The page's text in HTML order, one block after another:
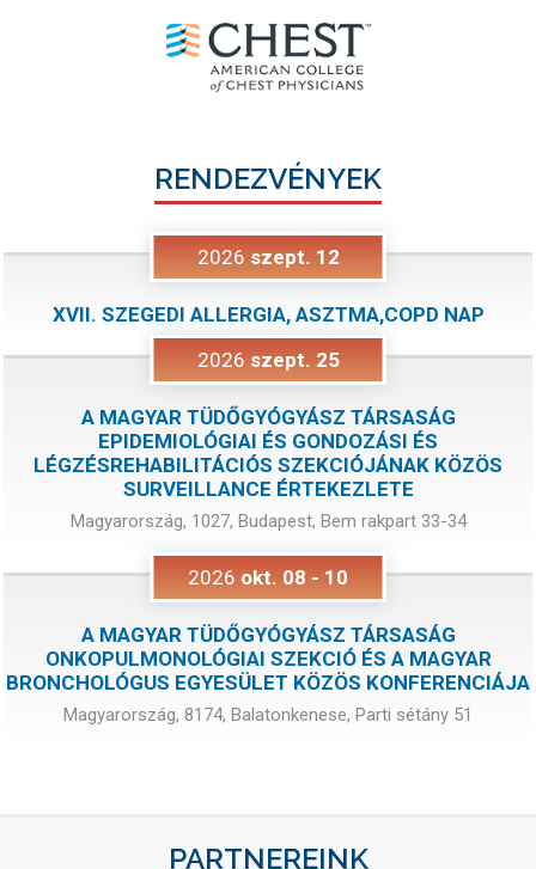
RENDEZVÉNYEK
2026 szept. 12
XVII. SZEGEDI ALLERGIA, ASZTMA,COPD NAP
2026 szept. 25
A MAGYAR TÜDŐGYÓGYÁSZ TÁRSASÁG
EPIDEMIOLÓGIAI ÉS GONDOZÁSI ÉS
LÉGZÉSREHABILITÁCIÓS SZEKCIÓJÁNAK KÖZÖS
SURVEILLANCE ÉRTEKEZLETE
Magyarország, 1027, Budapest, Bem rakpart 33-34
2026 okt. 08 - 10
A MAGYAR TÜDŐGYÓGYÁSZ TÁRSASÁG
ONKOPULMONOLÓGIAI SZEKCIÓ ÉS A MAGYAR
BRONCHOLÓGUS EGYESÜLET KÖZÖS KONFERENCIÁJA
Magyarország, 8174, Balatonkenese, Parti sétány 51
PARTNEREINK